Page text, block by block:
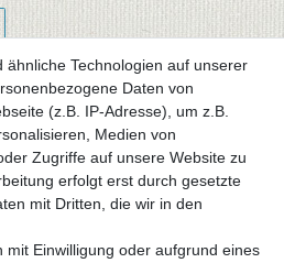
ähnliche Technologien auf unserer
Daten von
(z.B. IP-Adresse), um z.B.
Medien von
Zugriffe auf unsere Website zu
erfolgt erst durch gesetzte
mit Dritten, die wir in den
mit Einwilligung oder aufgrund eines